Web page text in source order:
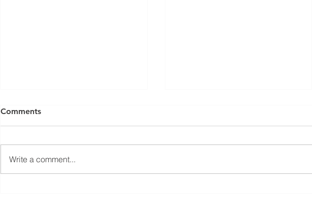
Comments
Write a comment...